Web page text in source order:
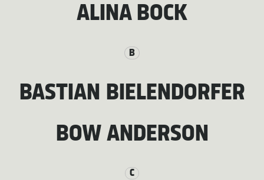
ALINA BOCK
B
BASTIAN BIELENDORFER
BOW ANDERSON
C